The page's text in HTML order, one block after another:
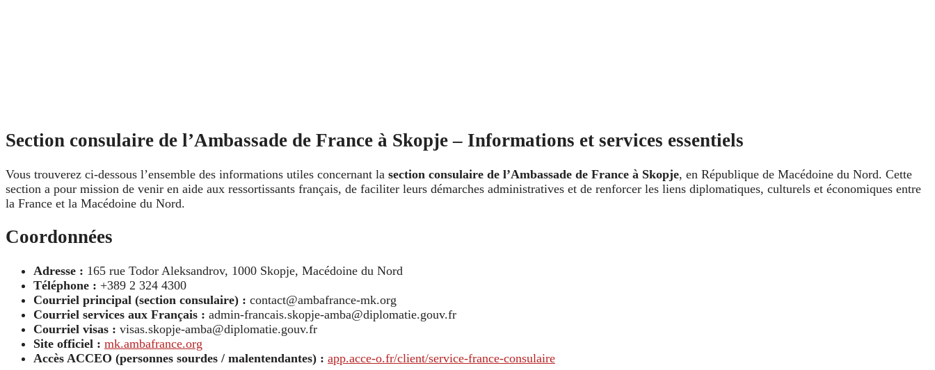
Section consulaire de l’Ambassade de France à Skopje – Informations et services essentiels
Vous trouverez ci-dessous l’ensemble des informations utiles concernant la section consulaire de l’Ambassade de France à Skopje, en République de Macédoine du Nord. Cette
section a pour mission de venir en aide aux ressortissants français, de faciliter leurs démarches administratives et de renforcer les liens diplomatiques, culturels et économiques entre
la France et la Macédoine du Nord.
Coordonnées
Adresse : 165 rue Todor Aleksandrov, 1000 Skopje, Macédoine du Nord
Téléphone : +389 2 324 4300
Courriel principal (section consulaire) : contact@ambafrance-mk.org
Courriel services aux Français : admin-francais.skopje-amba@diplomatie.gouv.fr
Courriel visas : visas.skopje-amba@diplomatie.gouv.fr
Site officiel : mk.ambafrance.org
Accès ACCEO (personnes sourdes / malentendantes) : app.acce-o.fr/client/service-france-consulaire